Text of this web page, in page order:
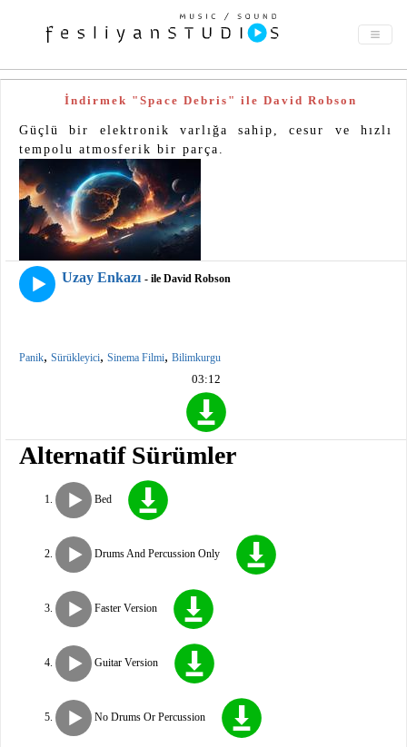
İndirmek "Space Debris" ile David Robson
Güçlü bir elektronik varlığa sahip, cesur ve hızlı
tempolu atmosferik bir parça.
Uzay Enkazı - ile David Robson
Panik, Sürükleyici, Sinema Filmi, Bilimkurgu
03:12
Alternatif Sürümler
Bed
Drums And Percussion Only
Faster Version
Guitar Version
No Drums Or Percussion